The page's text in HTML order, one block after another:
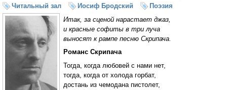
Читальный зал Иосиф Бродский
Поэзия
Итак, за сценой нарастает джаз,
и красные софиты в три луча
выносят к рампе песню Скрипача.
Романс Скрипача
Тогда, когда любовей с нами нет,
тогда, когда от холода горбат,
достань из чемодана пистолет,